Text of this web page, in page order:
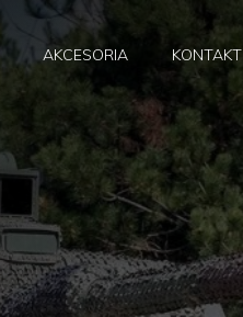
AKCESORIA KONTAKT